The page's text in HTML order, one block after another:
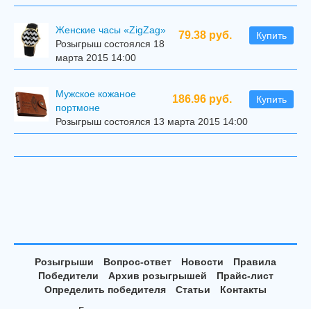
79.38 руб. Купить
Женские часы «ZigZag»
Розыгрыш состоялся 18
марта 2015 14:00
186.96 руб. Купить
Мужское кожаное
портмоне
Розыгрыш состоялся 13 марта 2015 14:00
Розыгрыши Вопрос-ответ Новости
Правила
Победители
Архив розыгрышей
Прайс-лист
Определить победителя
Статьи
Контакты